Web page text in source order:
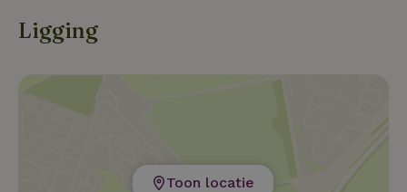
Ligging
Toon locatie